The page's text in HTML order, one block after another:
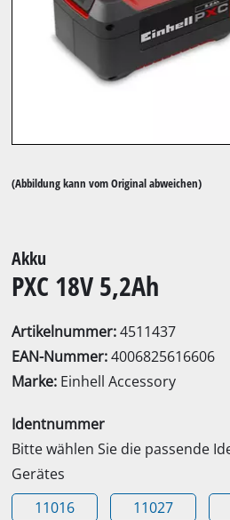
(Abbildung kann vom Original abweichen)
Akku
PXC 18V 5,2Ah
Artikelnummer:4511437
EAN-Nummer:4006825616606
Marke: Einhell Accessory
Identnummer
Bitte wählen Sie die passende
Gerätes
11016
11027